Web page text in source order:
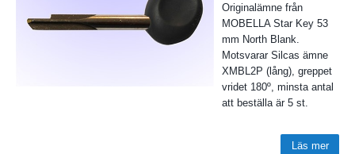
Originalämne från
MOBELLA Star Key 53
mm North Blank.
Motsvarar Silcas ämne
XMBL2P (lång), greppet
vridet 180º, minsta antal
att beställa är 5 st.
Läs mer